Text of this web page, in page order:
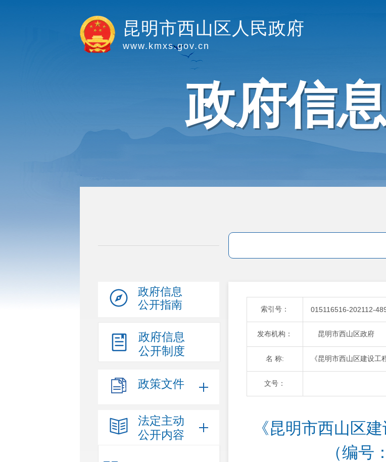
昆明市西山区人民政府
www.kmxs.gov.cn
政府信
政府信息
公开指南
政府信息
公开制度
政策文件
法定主动
公开内容
索引号： 015116516-202112-
发布机构： 昆明市西山区政府
名 称: 《昆明市西山区建设
文号：
《昆明市西山区
（编号